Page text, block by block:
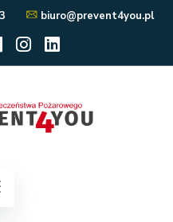
biuro@prevent4you.pl